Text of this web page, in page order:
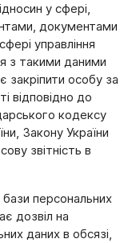
у сфері,
документами
управління
з такими даними
закріпити особу за
відповідно до
кодексу
Закону України
звітність в
персональних
дозвіл на
даних в обсязі,